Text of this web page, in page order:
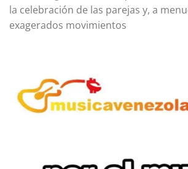
la celebración de las parejas y, a
exagerados movimientos